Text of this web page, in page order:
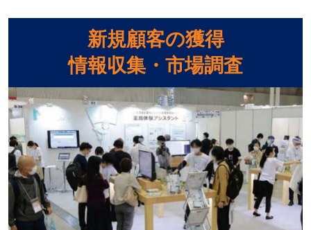
新規顧客の獲得
情報収集・市場調査